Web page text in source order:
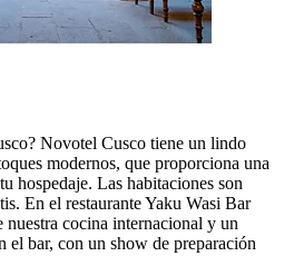
Novotel Cusco tiene un lindo
modernos, que proporciona una
hospedaje. Las habitaciones son
En el restaurante Yaku Wasi Bar
nuestra cocina internacional y un
el bar, con un show de preparación